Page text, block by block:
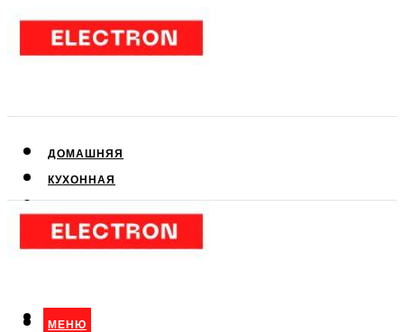
ДОМАШНЯЯ
КУХОННАЯ
КЛИМАТИЧЕСКАЯ
МЕНЮ
МЕНЮ